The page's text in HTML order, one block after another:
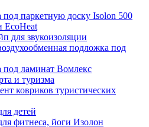
паркетную доску Isolon 500
EcoHeat
для звукоизоляции
подложка под
ламинат Вомлекс
и туризма
ковриков туристических
детей
фитнеса, йоги Изолон